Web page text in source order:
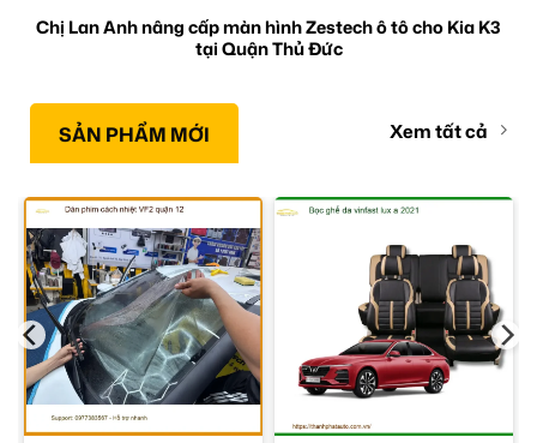
Chị Lan Anh nâng cấp màn hình Zestech ô tô cho Kia K3
tại Quận Thủ Đức
SẢN PHẨM MỚI Xem tất cả